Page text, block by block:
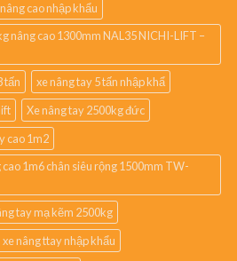
cao nhập khẩu
nâng cao 1300mm NAL35 NICHI-LIFT –
tấn
xe nâng tay 5 tấn nhập khẩ
Xe nâng tay 2500kg đức
cao 1m2
1m6 chân siêu rộng 1500mm TW-
tay mạ kẽm 2500kg
xe nâng ttay nhập khẩu